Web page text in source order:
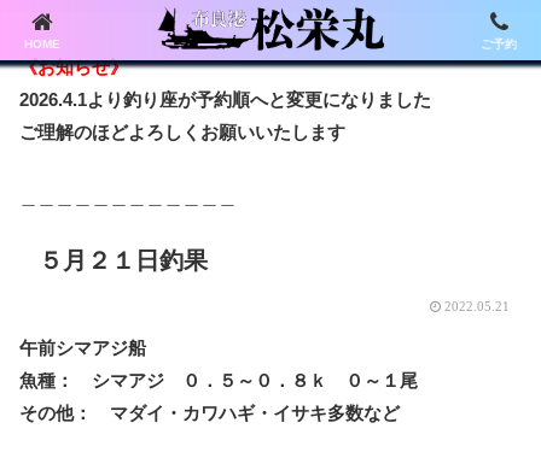
《お知らせ》
2026.4.1より釣り座が予約順へと変更になりました
ご理解のほどよろしくお願いいたします
５月２１日釣果
2022.05.21
午前シマアジ船
魚種： シマアジ ０．５～０．８ｋ ０～１尾
その他： マダイ・カワハギ・イサキ多数など
HOME ご予約